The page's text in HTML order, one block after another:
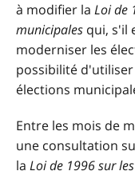
à modifier la Loi de
municipales qui, s'il
moderniser les
possibilité
élections
Entre les mois de
une consultation
la Loi de 1996 sur